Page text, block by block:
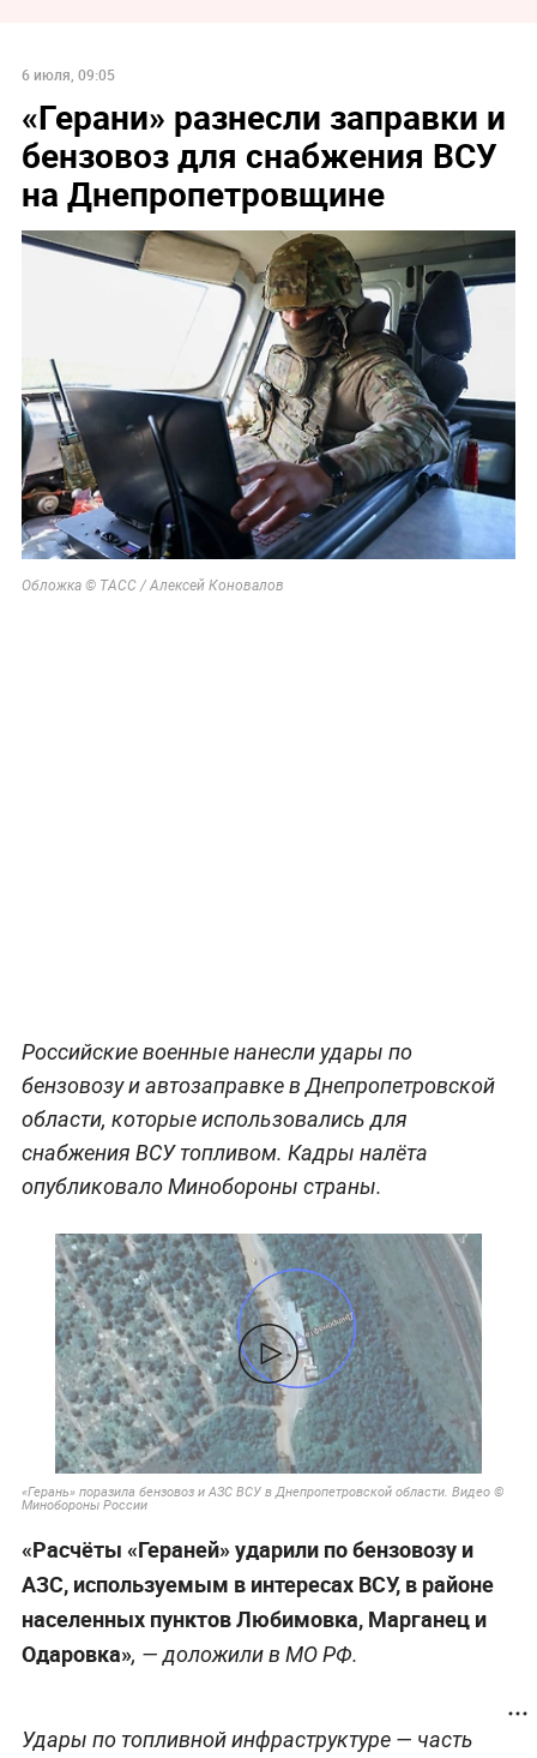
6 июля, 09:05
«Герани» разнесли заправки и
бензовоз для снабжения ВСУ
на Днепропетровщине
Обложка © ТАСС / Алексей Коновалов
Российские военные нанесли удары по
бензовозу и автозаправке в Днепропетровской
области, которые использовались для
снабжения ВСУ топливом. Кадры налёта
опубликовало Минобороны страны.
«Герань» поразила бензовоз и АЗС ВСУ в Днепропетровской области. Видео ©
Минобороны России
«Расчёты «Гераней» ударили по бензовозу и
АЗС, используемым в интересах ВСУ, в районе
населенных пунктов Любимовка, Марганец и
Одаровка», — доложили в МО РФ.
Удары по топливной инфраструктуре — часть